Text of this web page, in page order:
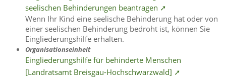
seelischen Behinderungen beantragen ➚
Wenn Ihr Kind eine seelische Behinderung hat oder von
einer seelischen Behinderung bedroht ist, können Sie
Eingliederungshilfe erhalten.
Organisationseinheit
Eingliederungshilfe für behinderte Menschen
[Landratsamt Breisgau-Hochschwarzwald] ➚